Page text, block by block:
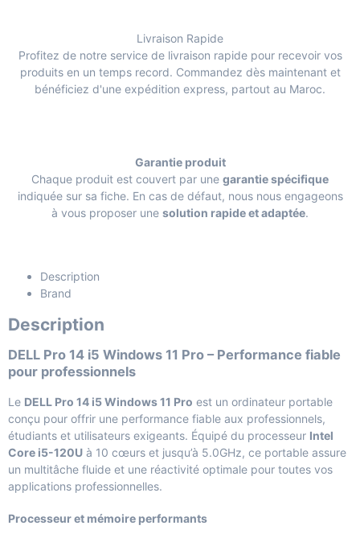
Livraison Rapide
Profitez de notre service de livraison rapide pour recevoir vos
produits en un temps record. Commandez dès maintenant et
bénéficiez d'une expédition express, partout au Maroc.
Garantie produit
Chaque produit est couvert par une garantie spécifique
indiquée sur sa fiche. En cas de défaut, nous nous engageons
à vous proposer une solution rapide et adaptée.
Description
Brand
Description
DELL Pro 14 i5 Windows 11 Pro – Performance fiable
pour professionnels
Le DELL Pro 14 i5 Windows 11 Pro est un ordinateur portable
conçu pour offrir une performance fiable aux professionnels,
étudiants et utilisateurs exigeants. Équipé du processeur Intel
Core i5-120U à 10 cœurs et jusqu’à 5.0GHz, ce portable assure
un multitâche fluide et une réactivité optimale pour toutes vos
applications professionnelles.
Processeur et mémoire performants